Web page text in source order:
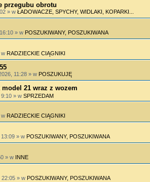
przegubu obrotu
» w ŁADOWACZE, SPYCHY, WIDLAKI, KOPARKI...
» w POSZUKIWANY, POSZUKIWANA
w RADZIECKIE CIĄGNIKI
11:28 » w POSZUKUJĘ
21 wraz z wozem
9:10 » w SPRZEDAM
w RADZIECKIE CIĄGNIKI
13:09 » w POSZUKIWANY, POSZUKIWANA
» w INNE
22:05 » w POSZUKIWANY, POSZUKIWANA